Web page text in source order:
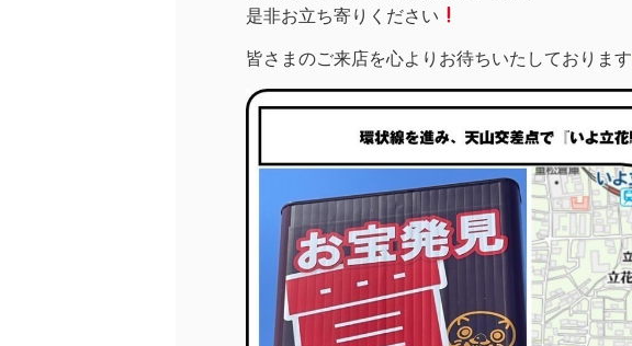
是非お立ち寄りください
皆さまのご来店を心よりお待ちいたしております